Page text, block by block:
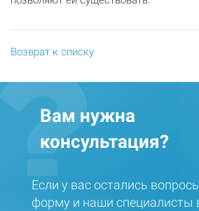
Возврат к списку
Вам нужна
консультация?
Если у вас остались
форму и наши специалисты